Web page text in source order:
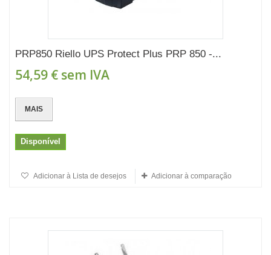
PRP850 Riello UPS Protect Plus PRP 850 -...
54,59 € sem IVA
MAIS
Disponível
Adicionar à Lista de desejos Adicionar à comparação